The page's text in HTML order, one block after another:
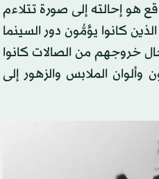
هو إحالته إلى صورة تتلاءم
كانوا يؤمُّون دور السينما
خروجهم من الصالات كانوا
وألوان الملابس والزهور إلى